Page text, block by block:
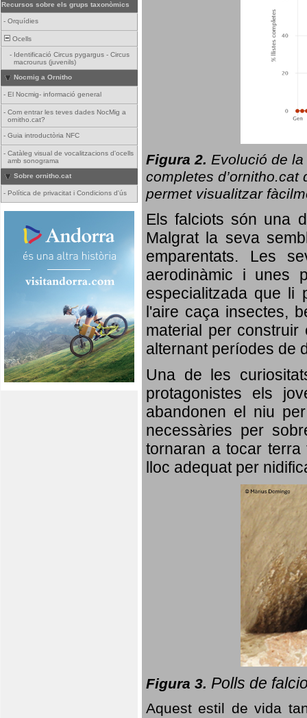
Recursos sobre els grups taxonòmics
- Orquídies
Ocells
- Identificació Circus pygargus - Circus
macrourus (juvenils)
Nocmig a Ornitho
- El Nocmig- informació general
- Com entrar les teves dades NocMig a
ornitho.cat?
- Guia introductòria NFC
- Catàleg visual de vocalitzacions d'ocells
amb sonograma
Sobre ornitho.cat
- Política de privacitat i Condicions d'ús
Figura 2. Evolució de la
completes d’ornitho.cat
permet visualitzar
Els falciots són una
Malgrat la seva
emparentats. Les
aerodinàmic i unes
especialitzada que li
l'aire caça insectes,
material per
alternant períodes de
Una de les
protagonistes els
abandonen el niu
necessàries per
tornaran a tocar
lloc adequat per
Figura 3. Polls de
Aquest estil de vida